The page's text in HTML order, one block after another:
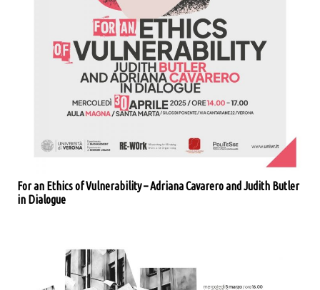
For an Ethics of Vulnerability – Adriana Cavarero and Judith Butler
in Dialogue